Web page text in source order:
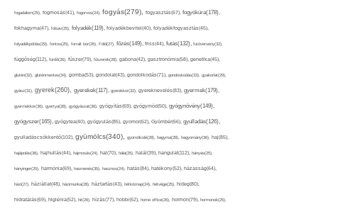
fogadalom(25), fogmosás(41), fogorvos(24), fogyás(279), fogyasztás(67), fogyókúra(178),
fokhagyma(47), folsav(25), folyadék(119), folyadékbevitel(40), folyadékfogyasztás(45),
folyadékpótlás(29), fontos(25), forralt bor(26), Föld(27), főzés(149), friss(44), futás(132), futóverseny(32),
függőség(112), fürdő(26), fűszer(79), fűszerek(28), gabona(42), gasztronómia(58), genetika(45),
glutén(32), gluténmentes(34), gomba(53), gondolat(43), gondolkodás(71), gondoskodás(33), gyakorlat(29),
gyász(31), gyerek(260), gyerekek(117), gyerekkor(32), gyereknevelés(83), gyermek(179),
gyermekkor(36), gyertya(28), gyógyászat(36), gyógyítás(69), gyógymód(50), gyógynövény(149),
gyógyszer(165), gyógytea(40), gyógyulás(85), gyomor(62), Gyömbér(66), gyulladás(126),
gyulladáscsökkentő(102), gyümölcs(340), gyümölcslé(28), hagyma(28), hagyomány(36), haj(85),
hajápolás(36), hajhullás(44), hajmosás(24), hal(70), hála(25), halál(39), hangulat(112), hányás(25),
hányinger(25), harmónia(69), hasmenés(35), hasznos(24), hatás(84), hatékony(52), házasság(64),
házi(27), háziállat(48), házimunka(28), háztartás(43), hétköznap(24), hétvége(25), hideg(80),
hidratálás(69), higiénia(52), hit(26), hízás(77), hobbi(62), home office(26), hormon(79), hormonok(25),